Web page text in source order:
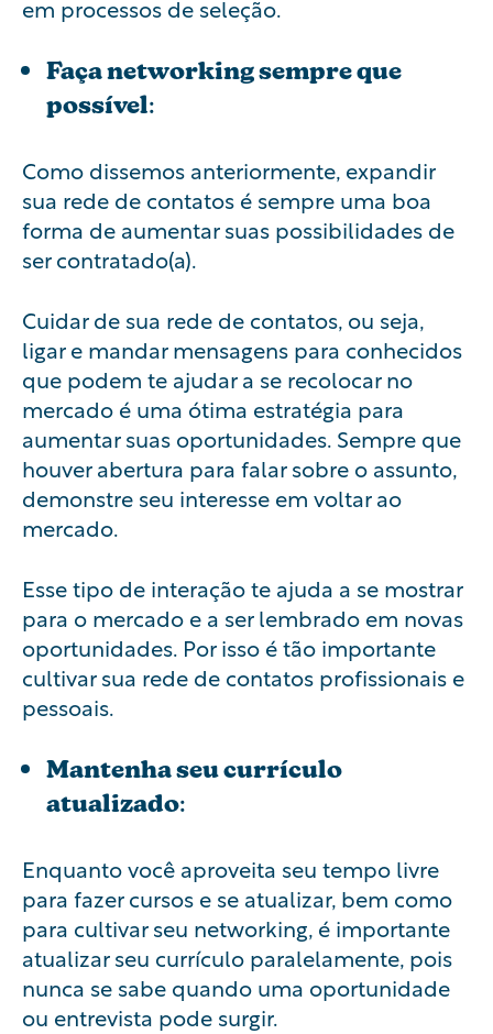
em processos de seleção.
Faça networking sempre que
possível:
Como dissemos anteriormente, expandir
sua rede de contatos é sempre uma boa
forma de aumentar suas possibilidades de
ser contratado(a).
Cuidar de sua rede de contatos, ou seja,
ligar e mandar mensagens para conhecidos
que podem te ajudar a se recolocar no
mercado é uma ótima estratégia para
aumentar suas oportunidades. Sempre que
houver abertura para falar sobre o assunto,
demonstre seu interesse em voltar ao
mercado.
Esse tipo de interação te ajuda a se mostrar
para o mercado e a ser lembrado em novas
oportunidades. Por isso é tão importante
cultivar sua rede de contatos profissionais e
pessoais.
Mantenha seu currículo
atualizado:
Enquanto você aproveita seu tempo livre
para fazer cursos e se atualizar, bem como
para cultivar seu networking, é importante
atualizar seu currículo paralelamente, pois
nunca se sabe quando uma oportunidade
ou entrevista pode surgir.